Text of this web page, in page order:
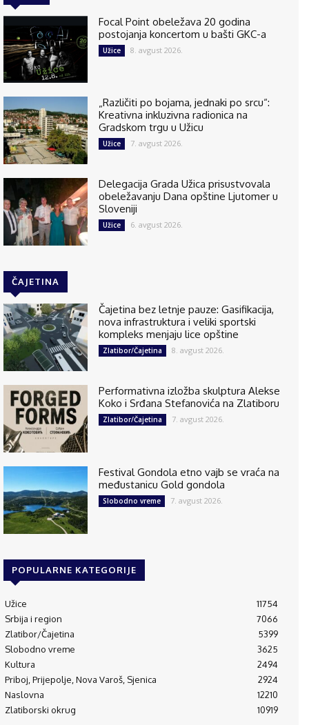
Focal Point obeležava 20 godina
postojanja koncertom u bašti GKC-a
Užice 8. avgust 2026.
„Različiti po bojama, jednaki po srcu“:
Kreativna inkluzivna radionica na
Gradskom trgu u Užicu
Užice 7. avgust 2026.
Delegacija Grada Užica prisustvovala
obeležavanju Dana opštine Ljutomer u
Sloveniji
Užice 6. avgust 2026.
ČAJETINA
Čajetina bez letnje pauze: Gasifikacija,
nova infrastruktura i veliki sportski
kompleks menjaju lice opštine
Zlatibor/Čajetina 8. avgust 2026.
Performativna izložba skulptura Alekse
Koko i Srđana Stefanovića na Zlatiboru
Zlatibor/Čajetina 7. avgust 2026.
Festival Gondola etno vajb se vraća na
međustanicu Gold gondola
Slobodno vreme 7. avgust 2026.
POPULARNE KATEGORIJE
Užice
11754
Srbija i region
7066
Zlatibor/Čajetina
5399
Slobodno vreme
3625
Kultura
2494
Priboj, Prijepolje, Nova Varoš, Sjenica
2924
Naslovna
12210
Zlatiborski okrug
10919